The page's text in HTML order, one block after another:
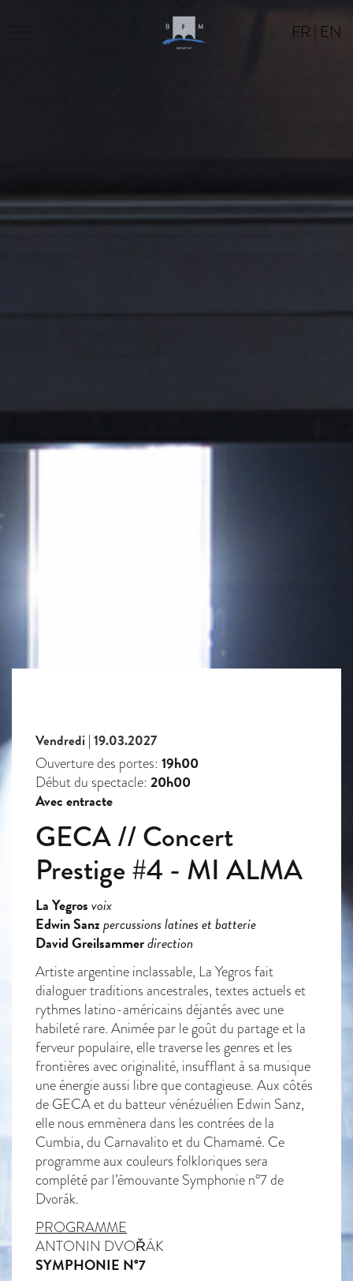
FR | EN
Vendredi | 19.03.2027
Ouverture des portes: 19h00
Début du spectacle: 20h00
Avec entracte
GECA // Concert
Prestige #4 - MI ALMA
La Yegrosvoix
Edwin Sanzpercussions latines et batterie
David Greilsammerdirection
Artiste argentine inclassable, La Yegros fait
dialoguer traditions ancestrales, textes actuels et
rythmes latino-américains déjantés avec une
habileté rare. Animée par le goût du partage et la
ferveur populaire, elle traverse les genres et les
frontières avec originalité, insufflant à sa musique
une énergie aussi libre que contagieuse. Aux côtés
de GECA et du batteur vénézuélien Edwin Sanz,
elle nous emmènera dans les contrées de la
Cumbia, du Carnavalito et du Chamamé. Ce
programme aux couleurs folkloriques sera
complété par l’émouvante Symphonie n°7 de
Dvorák.
PROGRAMME
ANTONIN DVOŘÁK
SYMPHONIE N°7